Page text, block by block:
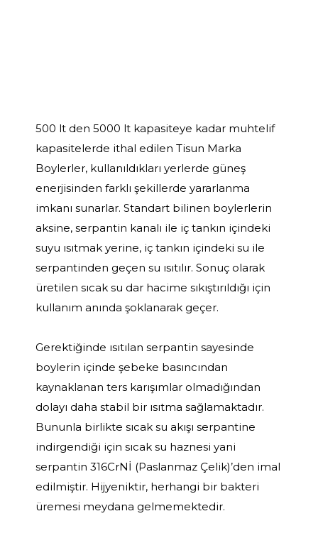
500 lt den 5000 lt kapasiteye kadar muhtelif
kapasitelerde ithal edilen Tisun Marka
Boylerler, kullanıldıkları yerlerde güneş
enerjisinden farklı şekillerde yararlanma
imkanı sunarlar. Standart bilinen boylerlerin
aksine, serpantin kanalı ile iç tankın içindeki
suyu ısıtmak yerine, iç tankın içindeki su ile
serpantinden geçen su ısıtılır. Sonuç olarak
üretilen sıcak su dar hacime sıkıştırıldığı için
kullanım anında şoklanarak geçer.
Gerektiğinde ısıtılan serpantin sayesinde
boylerin içinde şebeke basıncından
kaynaklanan ters karışımlar olmadığından
dolayı daha stabil bir ısıtma sağlamaktadır.
Bununla birlikte sıcak su akışı serpantine
indirgendiği için sıcak su haznesi yani
serpantin 316CrNİ (Paslanmaz Çelik)’den imal
edilmiştir. Hijyeniktir, herhangi bir bakteri
üremesi meydana gelmemektedir.